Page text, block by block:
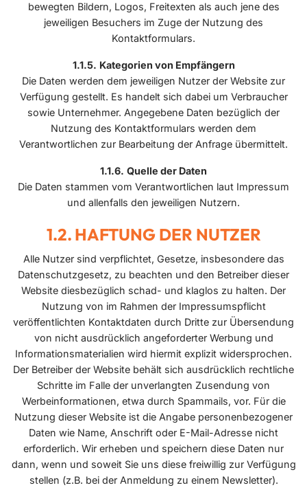
bewegten Bildern, Logos, Freitexten als auch jene des
jeweiligen Besuchers im Zuge der Nutzung des
Kontaktformulars.
Kategorien von Empfängern
Die Daten werden dem jeweiligen Nutzer der Website zur
Verfügung gestellt. Es handelt sich dabei um Verbraucher
sowie Unternehmer. Angegebene Daten bezüglich der
Nutzung des Kontaktformulars werden dem
Verantwortlichen zur Bearbeitung der Anfrage übermittelt.
Quelle der Daten
Die Daten stammen vom Verantwortlichen laut Impressum
und allenfalls den jeweiligen Nutzern.
HAFTUNG DER NUTZER
Alle Nutzer sind verpflichtet, Gesetze, insbesondere das
Datenschutzgesetz, zu beachten und den Betreiber dieser
Website diesbezüglich schad- und klaglos zu halten. Der
Nutzung von im Rahmen der Impressumspflicht
veröffentlichten Kontaktdaten durch Dritte zur Übersendung
von nicht ausdrücklich angeforderter Werbung und
Informationsmaterialien wird hiermit explizit widersprochen.
Der Betreiber der Website behält sich ausdrücklich rechtliche
Schritte im Falle der unverlangten Zusendung von
Werbeinformationen, etwa durch Spammails, vor. Für die
Nutzung dieser Website ist die Angabe personenbezogener
Daten wie Name, Anschrift oder E-Mail-Adresse nicht
erforderlich. Wir erheben und speichern diese Daten nur
dann, wenn und soweit Sie uns diese freiwillig zur Verfügung
stellen (z.B. bei der Anmeldung zu einem Newsletter).